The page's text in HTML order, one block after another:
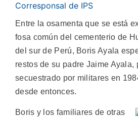
Corresponsal de IPS
Entre la osamenta que se está
fosa común del cementerio de
del sur de Perú, Boris Ayala
restos de su padre Jaime Ayala,
secuestrado por militares en
desde entonces.
Boris y los familiares de otras